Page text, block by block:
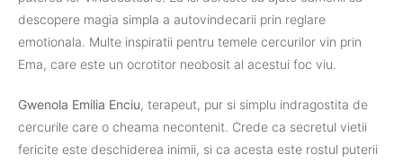
descopere magia simpla a autovindecarii prin reglare
emotionala. Multe inspiratii pentru temele cercurilor vin prin
Ema, care este un ocrotitor neobosit al acestui foc viu.
Gwenola Emilia Enciu, terapeut, pur si simplu indragostita de
cercurile care o cheama necontenit. Crede ca secretul vietii
fericite este deschiderea inimii, si ca acesta este rostul puterii